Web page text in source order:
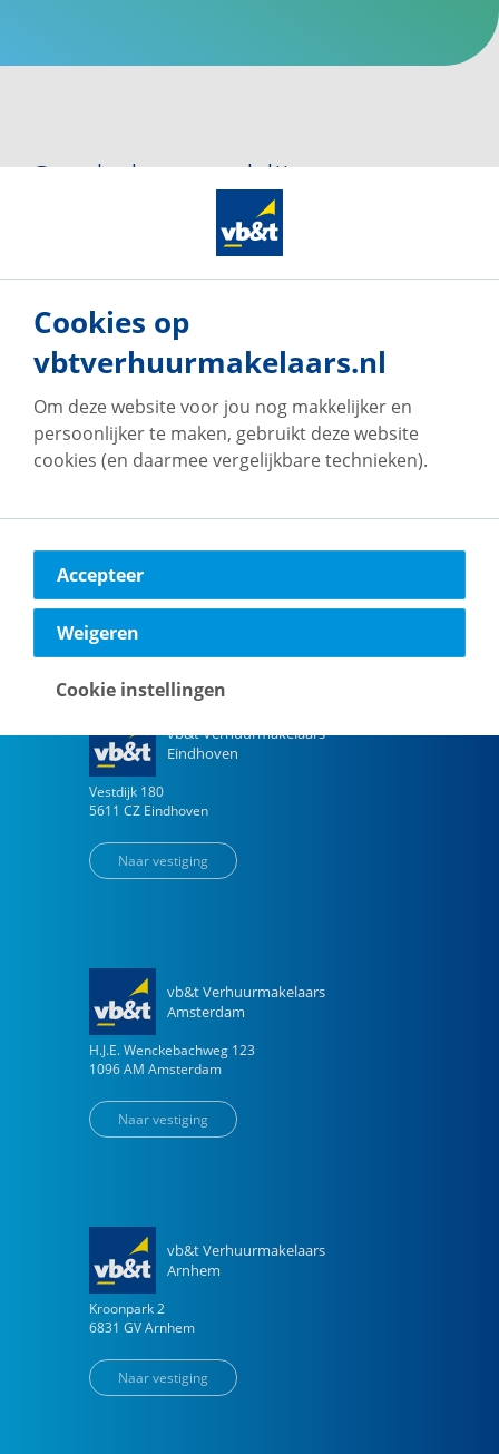
Op de hoogte blijven van ons
woningaanbod?
Maak een zoekprofiel aan
Onze vestigingen
vb&t Verhuurmakelaars
Eindhoven
Vestdijk 180
5611 CZ Eindhoven
Naar vestiging
vb&t Verhuurmakelaars
Amsterdam
H.J.E. Wenckebachweg 123
1096 AM Amsterdam
Naar vestiging
vb&t Verhuurmakelaars
Arnhem
Kroonpark 2
6831 GV Arnhem
Naar vestiging
Cookies op
vbtverhuurmakelaars.nl
Om deze website voor jou nog makkelijker en
persoonlijker te maken, gebruikt deze website
cookies (en daarmee vergelijkbare technieken).
Accepteer
Weigeren
Cookie instellingen